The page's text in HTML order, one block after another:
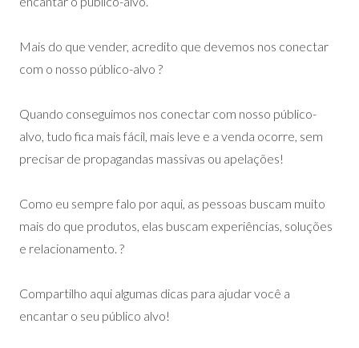
Mais do que vender, acredito que devemos nos conectar
com o nosso público-alvo ?
Quando conseguimos nos conectar com nosso público-
alvo, tudo fica mais fácil, mais leve e a venda ocorre, sem
precisar de propagandas massivas ou apelações!
Como eu sempre falo por aqui, as pessoas buscam muito
mais do que produtos, elas buscam experiências, soluções
e relacionamento. ?
Compartilho aqui algumas dicas para ajudar você a
encantar o seu público alvo!